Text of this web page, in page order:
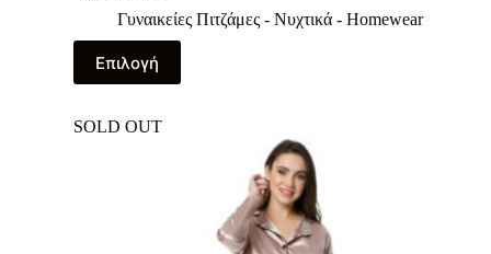
Γυναικείες Πιτζάμες - Νυχτικά - Homewear
Επιλογή
SOLD OUT